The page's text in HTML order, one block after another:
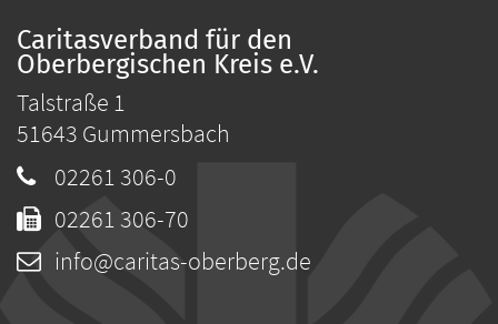
Caritasverband für den
Oberbergischen Kreis e.V.
Talstraße 1
51643 Gummersbach
02261 306-0
02261 306-70
info@caritas-oberberg.de